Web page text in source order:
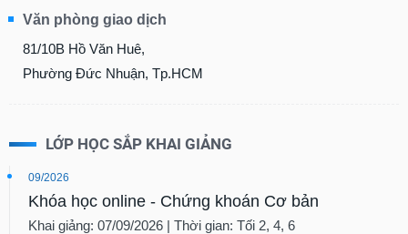
Văn phòng giao dịch
81/10B Hồ Văn Huê,
Phường Đức Nhuận, Tp.HCM
LỚP HỌC SẮP KHAI GIẢNG
09/2026
Khóa học online - Chứng khoán Cơ bản
Khai giảng: 07/09/2026 | Thời gian: Tối 2, 4, 6